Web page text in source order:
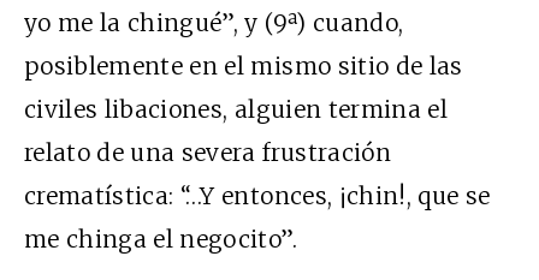
yo me la chingué”, y (9ª) cuando,
posiblemente en el mismo sitio de las
civiles libaciones, alguien termina el
relato de una severa frustración
crematística: “…Y entonces, ¡chin!, que se
me chinga el negocito”.